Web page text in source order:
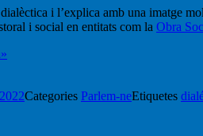
i l’explica amb una imatge
i social en entitats com la Obra
Categories Parlem-neEtiquetes